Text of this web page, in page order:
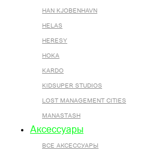
HAN KJOBENHAVN
HELAS
HERESY
HOKA
KARDO
KIDSUPER STUDIOS
LOST MANAGEMENT CITIES
MANASTASH
Аксессуары
ВСЕ AКСЕССУАРЫ